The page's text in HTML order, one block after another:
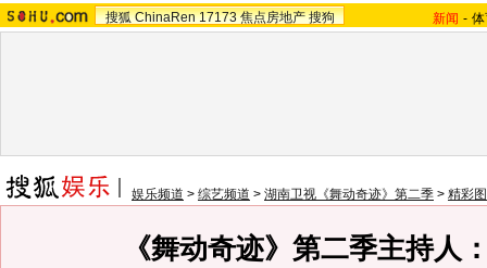
搜狐 ChinaRen 17173 焦点房地产 搜狗 新闻 -
娱乐频道 > 综艺频道 > 湖南卫视《舞动奇迹》第二季 > 精彩
《舞动奇迹》第二季主持人